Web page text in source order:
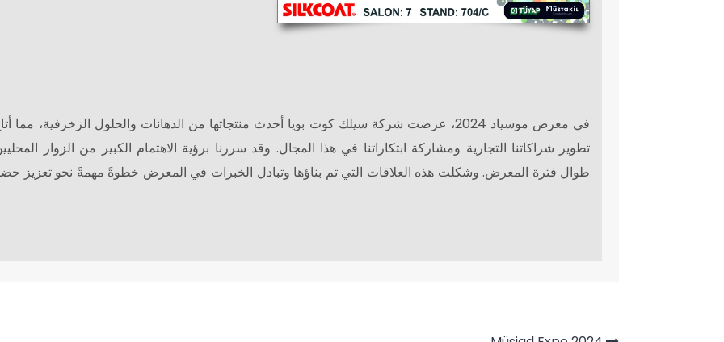
في معرض موسياد 2024، عرضت شركة سيلك كوت بويا أحدث منتجاتها من الدهانات والحلول الزخرفية، مما
تطوير شراكاتنا التجارية ومشاركة ابتكاراتنا في هذا المجال. وقد سررنا برؤية الاهتمام الكبير من الزوار
طوال فترة المعرض. وشكلت هذه العلاقات التي تم بناؤها وتبادل الخبرات في المعرض خطوةً مهمةً نحو تعزيز